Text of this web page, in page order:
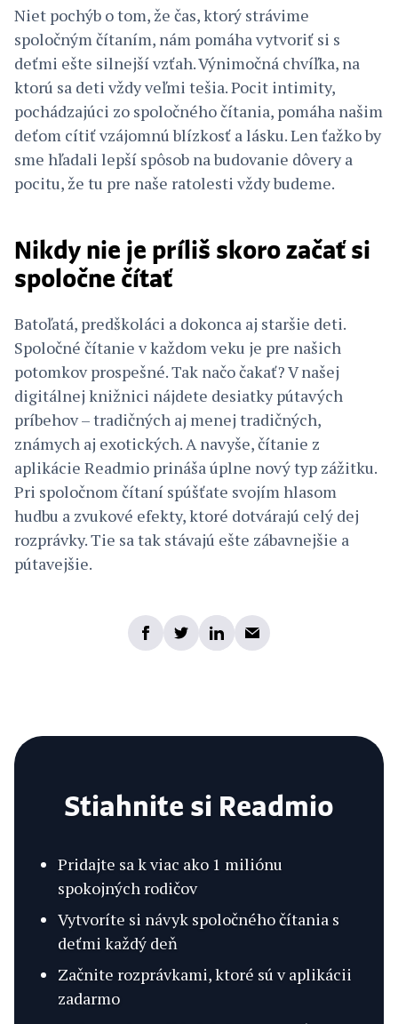
Niet pochýb o tom, že čas, ktorý strávime
spoločným čítaním, nám pomáha vytvoriť si s
deťmi ešte silnejší vzťah. Výnimočná chvíľka, na
ktorú sa deti vždy veľmi tešia. Pocit intimity,
pochádzajúci zo spoločného čítania, pomáha našim
deťom cítiť vzájomnú blízkosť a lásku. Len ťažko by
sme hľadali lepší spôsob na budovanie dôvery a
pocitu, že tu pre naše ratolesti vždy budeme.
Nikdy nie je príliš skoro začať si
spoločne čítať
Batoľatá, predškoláci a dokonca aj staršie deti.
Spoločné čítanie v každom veku je pre našich
potomkov prospešné. Tak načo čakať? V našej
digitálnej knižnici nájdete desiatky pútavých
príbehov – tradičných aj menej tradičných,
známych aj exotických. A navyše, čítanie z
aplikácie Readmio prináša úplne nový typ zážitku.
Pri spoločnom čítaní spúšťate svojím hlasom
hudbu a zvukové efekty, ktoré dotvárajú celý dej
rozprávky. Tie sa tak stávajú ešte zábavnejšie a
pútavejšie.
Stiahnite si Readmio
Pridajte sa k viac ako 1 miliónu
spokojných rodičov
Vytvoríte si návyk spoločného čítania s
deťmi každý deň
Začnite rozprávkami, ktoré sú v aplikácii
zadarmo